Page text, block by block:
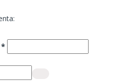
*Required